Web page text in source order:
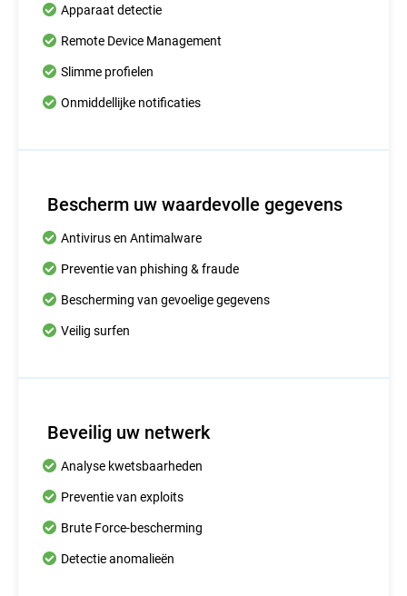
Apparaat detectie
Remote Device Management
Slimme profielen
Onmiddellijke notificaties
Bescherm uw waardevolle gegevens
Antivirus en Antimalware
Preventie van phishing & fraude
Bescherming van gevoelige gegevens
Veilig surfen
Beveilig uw netwerk
Analyse kwetsbaarheden
Preventie van exploits
Brute Force-bescherming
Detectie anomalieën